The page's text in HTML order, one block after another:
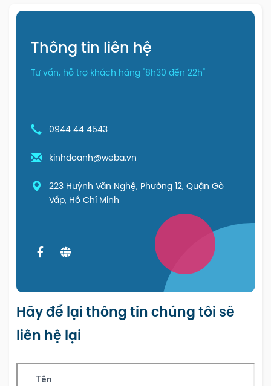
Thông tin liên hệ
Tư vấn, hỗ trợ khách hàng "8h30 đến 22h"
0944 44 4543
kinhdoanh@weba.vn
223 Huỳnh Văn Nghệ, Phường 12, Quận Gò
Vấp, Hồ Chí Minh
Hãy để lại thông tin chúng tôi sẽ
liên hệ lại